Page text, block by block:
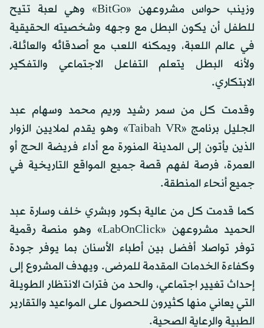
وزينب حواس مشروعهن «BitGo» وهي لعبة تتيح
للطفل أن يكون البطل مع وجهه وشخصيته الحقيقية
في عالم اللعبة، ويمكنه اللعب مع أصدقائه والعائلة،
ولأنه البطل يتعلم التفاعل الاجتماعي والتفكير
الابتكاري.
وقدمت كل من سمر رشيد وريم محمد وسهام عبد
الجليل برنامج «Taibah VR» وهو يقدم لملايين الزوار
الذين يأتون إلى المدينة المنورة مع أداء فريضة الحج أو
العمرة، فرصة لفهم قصة جميع المواقع التاريخية في
جميع أنحاء المنطقة.
كما قدمت كل من عالية بكور وبشري خلف وسارة عبد
الحميد مشروعهن «LabOnClick» وهو منصة رقمية
توفر تواصلا أفضل بين أطباء الأسنان بما يوفر جودة
وكفاءة الخدمات المقدمة للمرضى. ويهدف المشروع إلى
إحداث تغيير اجتماعي، والحد من فترات الانتظار الطويلة
التي يعاني منها كثيرون للحصول على المواعيد والتقارير
الطبية والرعاية الصحية.